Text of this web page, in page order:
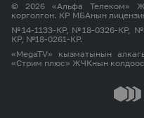
© 2026 «Альфа Телеком»
корголгон. КР МБАнын
№14-1133-КР, №18-0326-КР,
КР, №18-0261-КР.
«MegaTV» кызматынын
«Стрим плюс» ЖЧКнын